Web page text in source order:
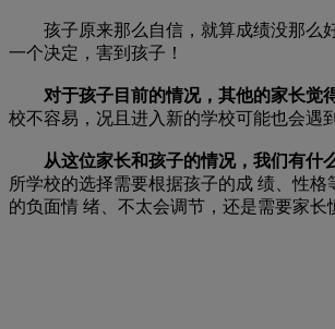
孩子原来那么自信，就算成绩没那么好
一个决定，害到孩子！
对于孩子目前的情况，其他的家长觉
校不容易，况且进入新的学校可能也会遇
从这位家长和孩子的情况，我们有什
所学校的选择需要根据孩子的成 绩、性
的负面情 绪、不太会调节，还是需要家长